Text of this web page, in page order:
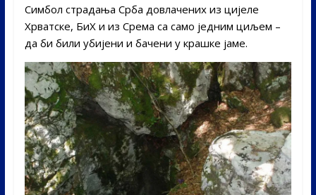
Симбол страдања Срба довлачених из цијеле
Хрватске, БиХ и из Срема са само једним циљем –
да би били убијени и бачени у крашке јаме.